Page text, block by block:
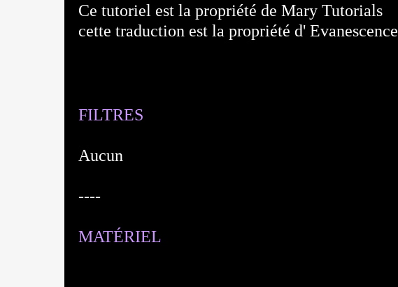
Ce tutoriel est la propriété de Mary Tutorials
cette traduction est la propriété d' Evanescence
FILTRES
Aucun
----
MATÉRIEL